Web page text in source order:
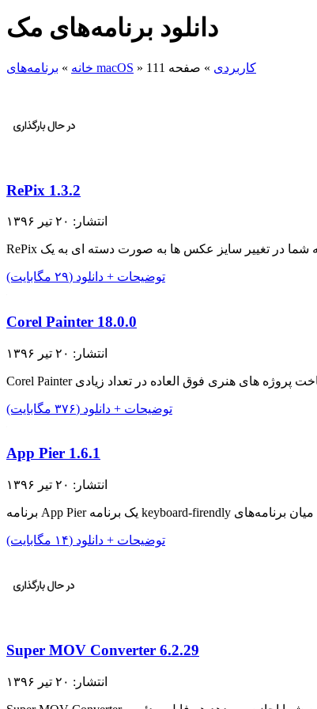
دانلود برنامه‌های مک
خانه » برنامه‌های macOS » کاربردی » صفحه 111
RePix 1.3.2
انتشار: ۲۰ تیر ۱۳۹۶
توضیحات + دانلود (۲۹ مگابایت)
Corel Painter 18.0.0
انتشار: ۲۰ تیر ۱۳۹۶
توضیحات + دانلود (۳۷۶ مگابایت)
App Pier 1.6.1
انتشار: ۲۰ تیر ۱۳۹۶
توضیحات + دانلود (۱۴ مگابایت)
Super MOV Converter 6.2.29
انتشار: ۲۰ تیر ۱۳۹۶